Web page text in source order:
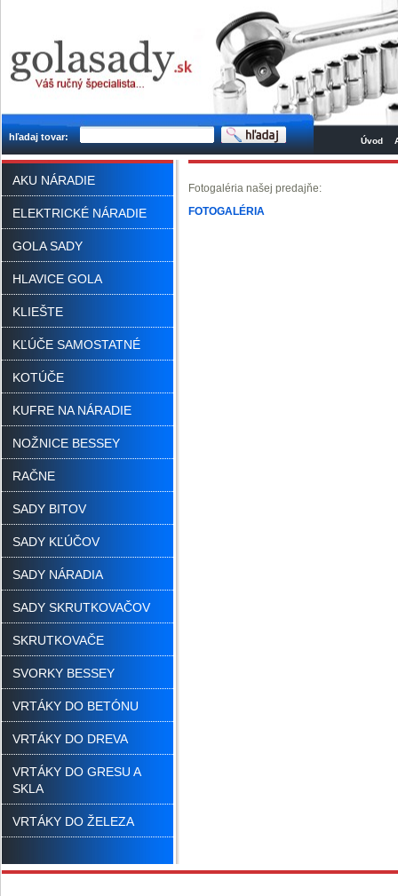
hľadaj tovar: Úvod
AKU NÁRADIE
ELEKTRICKÉ NÁRADIE
GOLA SADY
HLAVICE GOLA
KLIEŠTE
KĽÚČE SAMOSTATNÉ
KOTÚČE
KUFRE NA NÁRADIE
NOŽNICE BESSEY
RAČNE
SADY BITOV
SADY KĽÚČOV
SADY NÁRADIA
SADY SKRUTKOVAČOV
SKRUTKOVAČE
SVORKY BESSEY
VRTÁKY DO BETÓNU
VRTÁKY DO DREVA
VRTÁKY DO GRESU A
SKLA
VRTÁKY DO ŽELEZA
Fotogaléria našej predajňe:
FOTOGALÉRIA